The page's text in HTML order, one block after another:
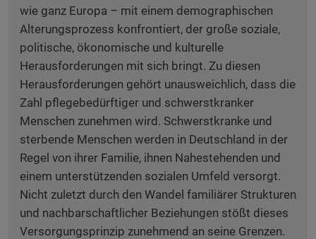
wie ganz Europa – mit einem demographischen
Alterungsprozess konfrontiert, der große soziale,
politische, ökonomische und kulturelle
Herausforderungen mit sich bringt. Zu diesen
Herausforderungen gehört unausweichlich, dass die
Zahl pflegebedürftiger und schwerstkranker
Menschen zunehmen wird. Schwerstkranke und
sterbende Menschen werden in Deutschland in der
Regel von ihrer Familie, ihnen Nahestehenden und
einem unterstützenden sozialen Umfeld versorgt.
Nicht zuletzt durch den Wandel familiärer Strukturen
und nachbarschaftlicher Beziehungen stößt dieses
Versorgungsprinzip zunehmend an seine Grenzen.